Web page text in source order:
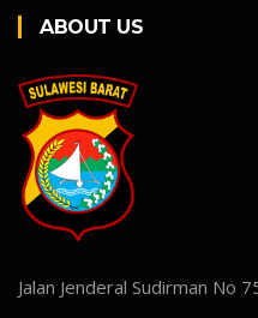
ABOUT US
Jalan Jenderal Sudirman No